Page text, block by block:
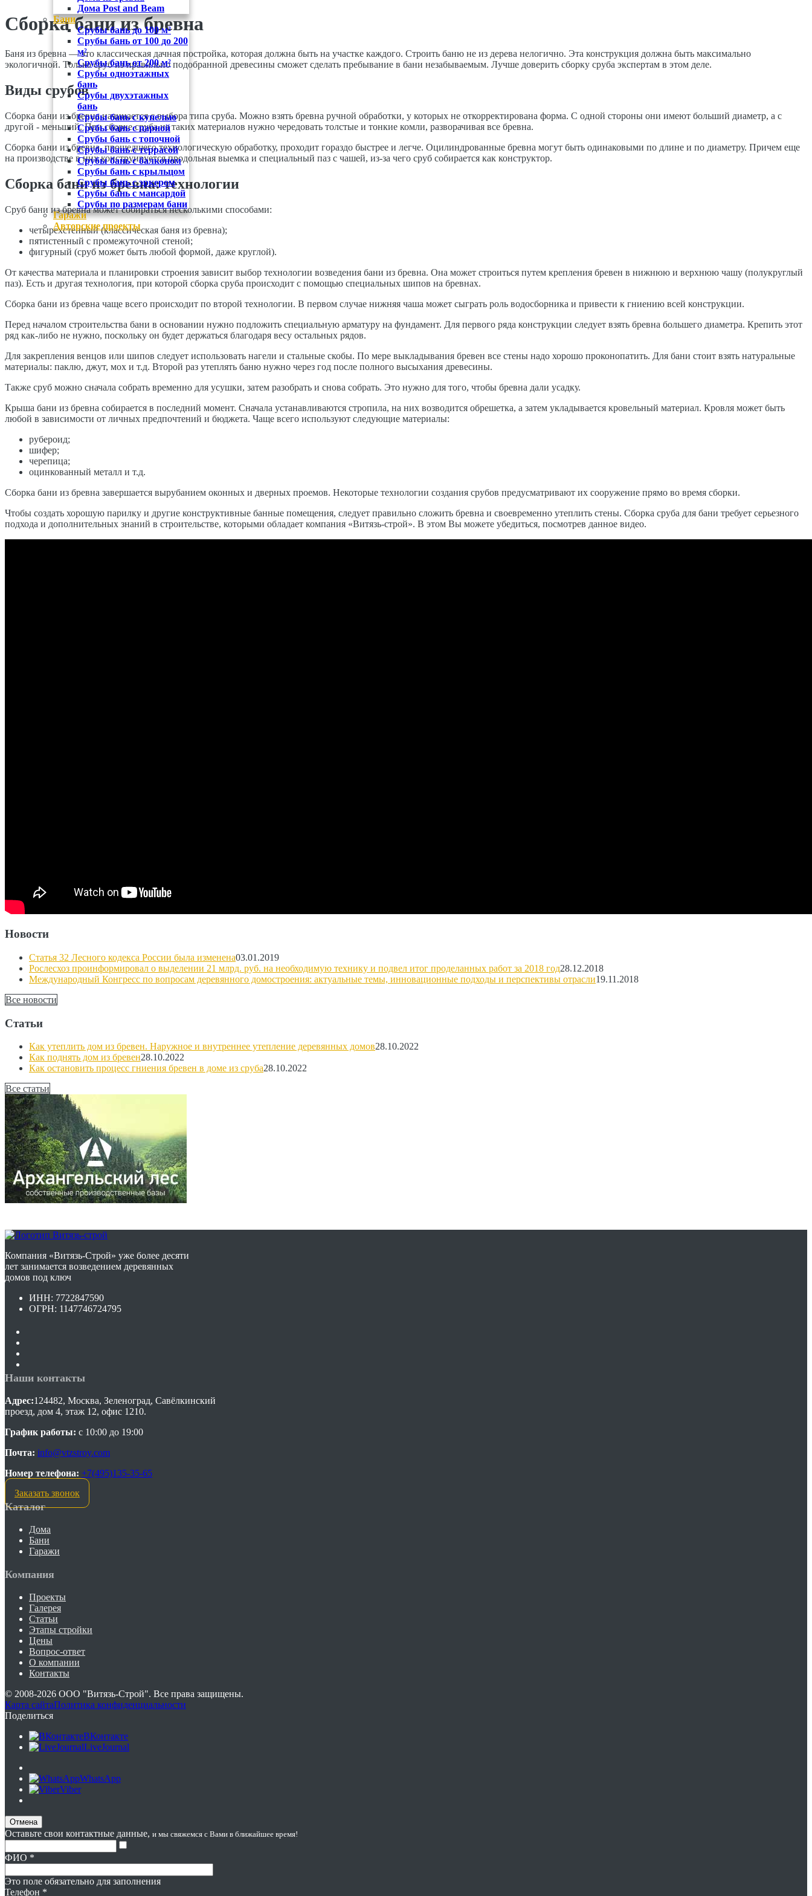
Дома Post and Beam
Бани
Срубы бань до 100 м²
Срубы бань от 100 до 200
м²
Срубы бань от 200 м²
Срубы одноэтажных
бань
Срубы двухэтажных
бань
Срубы бань с купелью
Срубы бань с парной
Срубы бань с топочной
Срубы бань с террасой
Срубы бань с балконом
Срубы бань с крыльцом
Срубы бань с эркером
Срубы бань с мансардой
Срубы по размерам бани
Гаражи
Авторские проекты
Сборка бани из бревна
Баня из бревна — это классическая дачная постройка, которая должна быть на участке каждого. Строить баню не из дерева нелогично. Эта конструкция должна быть максимально
экологичной. Только сруб из правильно подобранной древесины сможет сделать пребывание в бани незабываемым. Лучше доверить сборку сруба экспертам в этом деле.
Виды срубов
Сборка бани из бревна начинается с выбора типа сруба. Можно взять бревна ручной обработки, у которых не откорректирована форма. С одной стороны они имеют больший диаметр, а с
другой - меньший. При сборке сруба из таких материалов нужно чередовать толстые и тонкие комли, разворачивая все бревна.
Сборка бани из бревна, прошедшего технологическую обработку, проходит гораздо быстрее и легче. Оцилиндрованные бревна могут быть одинаковыми по длине и по диаметру. Причем еще
на производстве в них конструируется продольная выемка и специальный паз с чашей, из-за чего сруб собирается как конструктор.
Сборка бани из бревна: технологии
Сруб бани из бревна может собираться несколькими способами:
четырехстенный (классическая баня из бревна);
пятистенный с промежуточной стеной;
фигурный (сруб может быть любой формой, даже круглой).
От качества материала и планировки строения зависит выбор технологии возведения бани из бревна. Она может строиться путем крепления бревен в нижнюю и верхнюю чашу (полукруглый
паз). Есть и другая технология, при которой сборка сруба происходит с помощью специальных шипов на бревнах.
Сборка бани из бревна чаще всего происходит по второй технологии. В первом случае нижняя чаша может сыграть роль водосборника и привести к гниению всей конструкции.
Перед началом строительства бани в основании нужно подложить специальную арматуру на фундамент. Для первого ряда конструкции следует взять бревна большего диаметра. Крепить этот
ряд как-либо не нужно, поскольку он будет держаться благодаря весу остальных рядов.
Для закрепления венцов или шипов следует использовать нагели и стальные скобы. По мере выкладывания бревен все стены надо хорошо проконопатить. Для бани стоит взять натуральные
материалы: паклю, джут, мох и т.д. Второй раз утеплять баню нужно через год после полного высыхания древесины.
Также сруб можно сначала собрать временно для усушки, затем разобрать и снова собрать. Это нужно для того, чтобы бревна дали усадку.
Крыша бани из бревна собирается в последний момент. Сначала устанавливаются стропила, на них возводится обрешетка, а затем укладывается кровельный материал. Кровля может быть
любой в зависимости от личных предпочтений и бюджета. Чаще всего используют следующие материалы:
рубероид;
шифер;
черепица;
оцинкованный металл и т.д.
Сборка бани из бревна завершается вырубанием оконных и дверных проемов. Некоторые технологии создания срубов предусматривают их сооружение прямо во время сборки.
Чтобы создать хорошую парилку и другие конструктивные банные помещения, следует правильно сложить бревна и своевременно утеплить стены. Сборка сруба для бани требует серьезного
подхода и дополнительных знаний в строительстве, которыми обладает компания «Витязь-строй». В этом Вы можете убедиться, посмотрев данное видео.
Новости
Статья 32 Лесного кодекса России была изменена03.01.2019
Рослесхоз проинформировал о выделении 21 млрд. руб. на необходимую технику и подвел итог проделанных работ за 2018 год28.12.2018
Международный Конгресс по вопросам деревянного домостроения: актуальные темы, инновационные подходы и перспективы отрасли19.11.2018
Все новости
Статьи
Как утеплить дом из бревен. Наружное и внутреннее утепление деревянных домов28.10.2022
Как поднять дом из бревен28.10.2022
Как остановить процесс гниения бревен в доме из сруба28.10.2022
Все статьи
Компания «Витязь-Строй» уже более десяти
лет занимается возведением деревянных
домов под ключ
ИНН: 7722847590
ОГРН: 1147746724795
Наши контакты
Адрес:124482, Москва, Зеленоград, Савёлкинский
проезд, дом 4, этаж 12, офис 1210.
График работы: с 10:00 до 19:00
Почта: info@vtzstroy.com
Номер телефона: +7(495)135-35-65
Заказать звонок
Каталог
Дома
Бани
Гаражи
Компания
Проекты
Галерея
Статьи
Этапы стройки
Цены
Вопрос-ответ
О компании
Контакты
© 2008-2026 ООО "Витязь-Строй". Все права защищены.
Карта сайтаПолитика конфиденциальности
Поделиться
ВКонтакте
LiveJournal
WhatsApp
Viber
Отмена
Оставьте свои контактные данные, и мы свяжемся с Вами в ближайшее время!
ФИО *
Это поле обязательно для заполнения
Телефон *